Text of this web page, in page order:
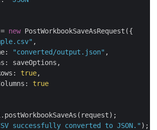
new PostWorkbookSaveAsRequest({
,
: "converted/output.json" ,
: saveOptions,
: true,
: true
successfully converted to JSON."